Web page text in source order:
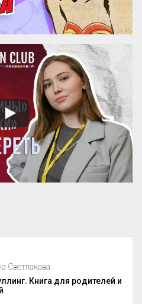
Светлакова
Книга для родителей и